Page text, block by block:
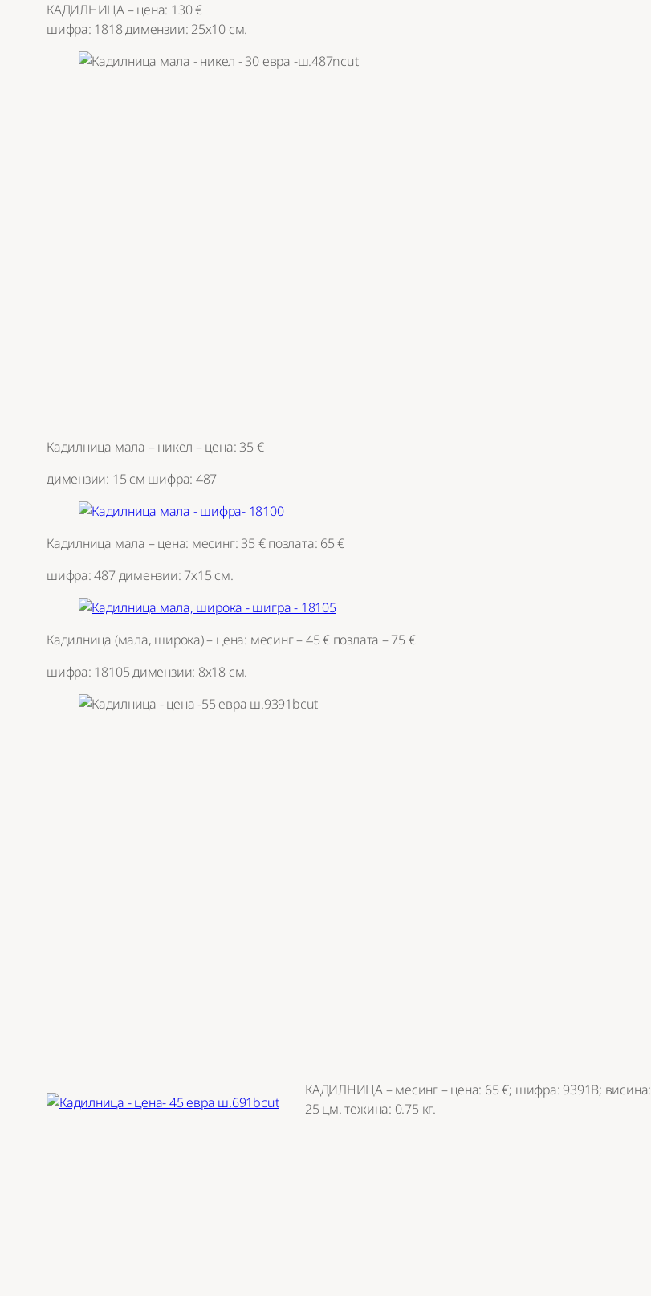
КАДИЛНИЦА – цена: 130 €
шифра: 1818 димензии: 25х10 см.
Кадилница мала – никел – цена: 35 €
димензии: 15 см шифра: 487
Кадилница мала – цена: месинг: 35 € позлата: 65 €
шифра: 487 димензии: 7х15 см.
Кадилница (мала, широка) – цена: месинг – 45 € позлата – 75 €
шифра: 18105 димензии: 8х18 см.
КАДИЛНИЦА – месинг – цена: 65 €; шифра: 9391В; висина:
25 цм. тежина: 0.75 кг.